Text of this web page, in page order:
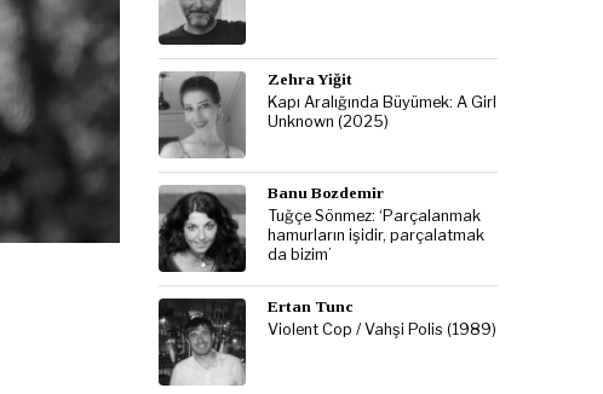
Zehra Yiğit
Kapı Aralığında Büyümek: A Girl
Unknown (2025)
Banu Bozdemir
Tuğçe Sönmez: ‘Parçalanmak
hamurların işidir, parçalatmak
da bizim’
Ertan Tunc
Violent Cop / Vahşi Polis (1989)